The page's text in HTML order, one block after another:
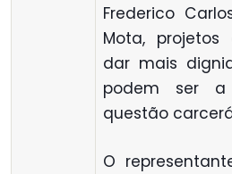
Frederico
Mota,
dar mais
podem ser
questão
O